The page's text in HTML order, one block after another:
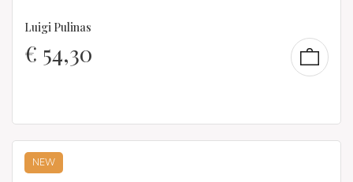
Luigi Pulinas
€ 54,30
NEW